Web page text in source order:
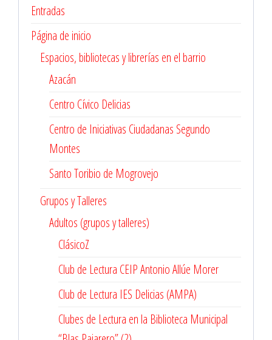
Entradas
Página de inicio
Espacios, bibliotecas y librerías en el barrio
Azacán
Centro Cívico Delicias
Centro de Iniciativas Ciudadanas Segundo
Montes
Santo Toribio de Mogrovejo
Grupos y Talleres
Adultos (grupos y talleres)
ClásicoZ
Club de Lectura CEIP Antonio Allúe Morer
Club de Lectura IES Delicias (AMPA)
Clubes de Lectura en la Biblioteca Municipal